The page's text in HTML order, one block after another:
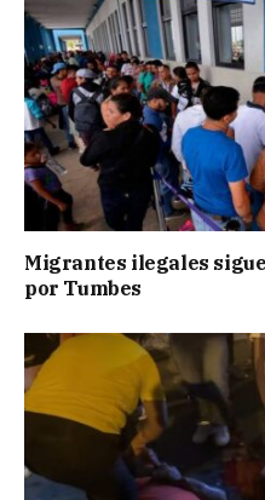
Migrantes ilegales
por Tumbes